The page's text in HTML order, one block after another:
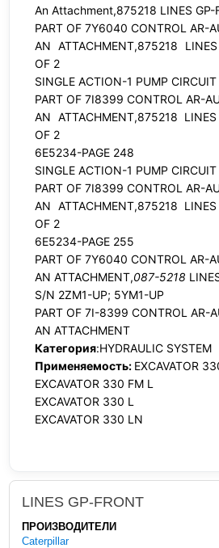
An Attachment,875218 LINES GP-
PART OF 7Y6040 CONTROL AR-
AN ATTACHMENT,875218
OF 2
SINGLE ACTION-1 PUMP CIRCUIT
PART OF 7I8399 CONTROL AR-
AN ATTACHMENT,875218
OF 2
6E5234-PAGE 248
SINGLE ACTION-1 PUMP CIRCUIT
PART OF 7I8399 CONTROL AR-
AN ATTACHMENT,875218
OF 2
6E5234-PAGE 255
PART OF 7Y6040 CONTROL AR-
AN ATTACHMENT,087-5218
S/N 2ZM1-UP; 5YM1-UP
PART OF 7I-8399 CONTROL AR-
AN ATTACHMENT
Категория:HYDRAULIC SYSTEM
Применяемость: EXCAVATOR
EXCAVATOR 330 FM L
EXCAVATOR 330 L
EXCAVATOR 330 LN
LINES GP-FRONT
ПРОИЗВОДИТЕЛИ
Caterpillar